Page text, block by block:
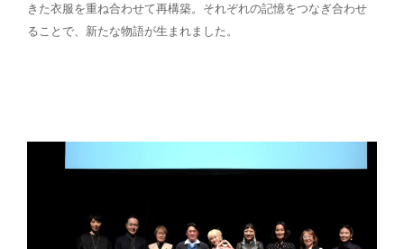
きた衣服を重ね合わせて再構築。それぞれの記憶をつなぎ合わせ
ることで、新たな物語が生まれました。